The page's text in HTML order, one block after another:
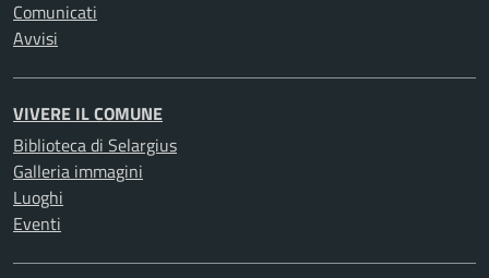
Comunicati
Avvisi
VIVERE IL COMUNE
Biblioteca di Selargius
Galleria immagini
Luoghi
Eventi